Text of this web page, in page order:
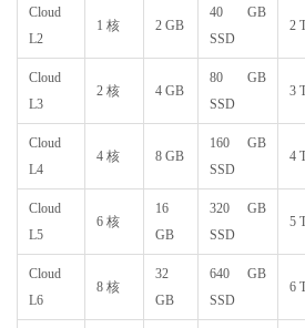
Cloud
L2
1 核 2 GB
40 GB
SSD
2
Cloud
L3
2 核 4 GB
80 GB
SSD
3
Cloud
L4
4 核 8 GB
160 GB
SSD
4
Cloud
L5
6 核
16
GB
320 GB
SSD
5
Cloud
L6
8 核
32
GB
640 GB
SSD
6